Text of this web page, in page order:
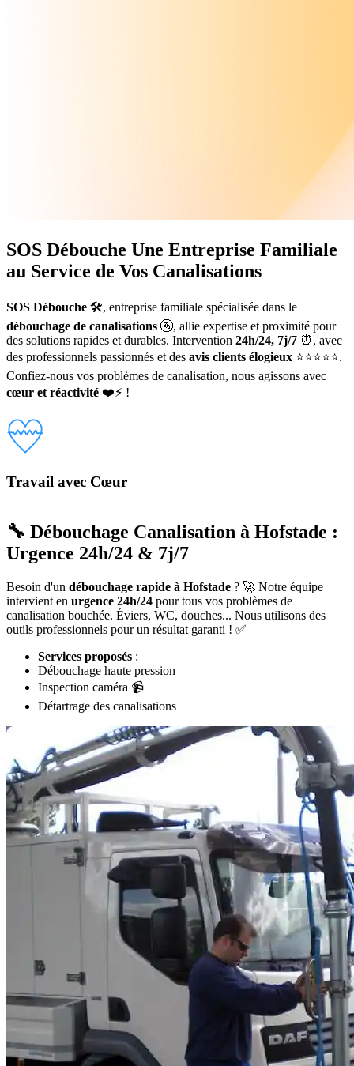
SOS Débouche Une Entreprise Familiale
au Service de Vos Canalisations
SOS Débouche 🛠️, entreprise familiale spécialisée dans le
débouchage de canalisations 🚰, allie expertise et proximité pour
des solutions rapides et durables. Intervention 24h/24, 7j/7 ⏰, avec
des professionnels passionnés et des avis clients élogieux ⭐⭐⭐⭐⭐.
Confiez-nous vos problèmes de canalisation, nous agissons avec
cœur et réactivité ❤️⚡ !
Travail avec Cœur
🔧 Débouchage Canalisation à Hofstade :
Urgence 24h/24 & 7j/7
Besoin d'un débouchage rapide à Hofstade ? 🚀 Notre équipe
intervient en urgence 24h/24 pour tous vos problèmes de
canalisation bouchée. Éviers, WC, douches... Nous utilisons des
outils professionnels pour un résultat garanti ! ✅
Services proposés :
Débouchage haute pression
Inspection caméra 📹
Détartrage des canalisations